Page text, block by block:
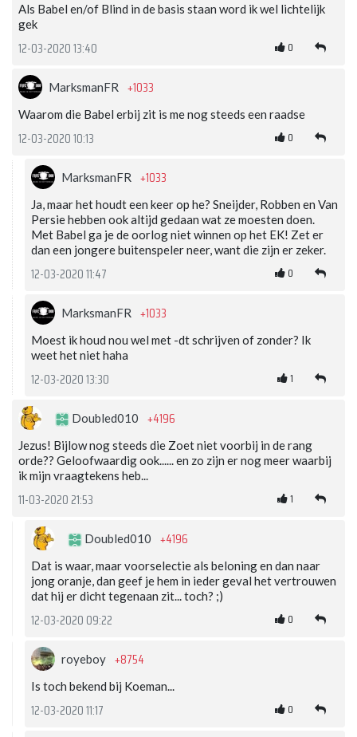
Als Babel en/of Blind in de basis staan word ik wel lichtelijk
gek
12-03-2020 13:40 0
MarksmanFR +1033
Waarom die Babel erbij zit is me nog steeds een raadse
12-03-2020 10:13 0
MarksmanFR +1033
Ja, maar het houdt een keer op he? Sneijder, Robben en Van
Persie hebben ook altijd gedaan wat ze moesten doen.
Met Babel ga je de oorlog niet winnen op het EK! Zet er
dan een jongere buitenspeler neer, want die zijn er zeker.
12-03-2020 11:47 0
MarksmanFR +1033
Moest ik houd nou wel met -dt schrijven of zonder? Ik
weet het niet haha
12-03-2020 13:30 1
Doubled010 +4196
Jezus! Bijlow nog steeds die Zoet niet voorbij in de rang
orde?? Geloofwaardig ook...... en zo zijn er nog meer waarbij
ik mijn vraagtekens heb...
11-03-2020 21:53 1
Doubled010 +4196
Dat is waar, maar voorselectie als beloning en dan naar
jong oranje, dan geef je hem in ieder geval het vertrouwen
dat hij er dicht tegenaan zit... toch? ;)
12-03-2020 09:22 0
royeboy +8754
Is toch bekend bij Koeman...
12-03-2020 11:17 0